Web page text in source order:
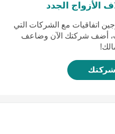
الأزواج الجدد
يوقع 400 ألف زوجين اتفاقيات مع الشركات التي
أضف شركتك الآن وضاعف